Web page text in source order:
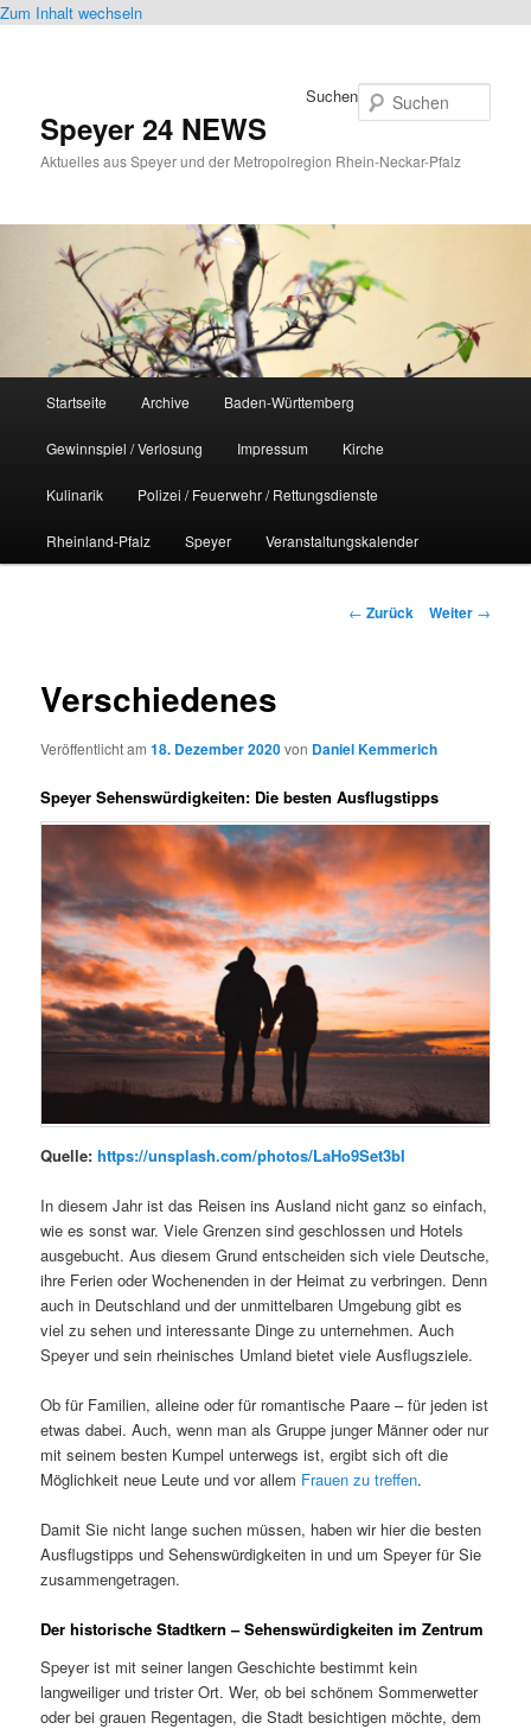
Zum Inhalt wechseln
Speyer 24 NEWS
Aktuelles aus Speyer und der Metropolregion Rhein-Neckar-Pfalz
Suchen
Startseite Archive Baden-Württemberg
Gewinnspiel / Verlosung Impressum Kirche
Kulinarik Polizei / Feuerwehr / Rettungsdienste
Rheinland-Pfalz Speyer Veranstaltungskalender
Beitrags-
← Zurück Weiter →
Verschiedenes
Veröffentlicht am18. Dezember 2020von Daniel Kemmerich
Speyer Sehenswürdigkeiten: Die besten Ausflugstipps
Quelle:https://unsplash.com/photos/LaHo9Set3bI
In diesem Jahr ist das Reisen ins Ausland nicht ganz so einfach,
wie es sonst war. Viele Grenzen sind geschlossen und Hotels
ausgebucht. Aus diesem Grund entscheiden sich viele Deutsche,
ihre Ferien oder Wochenenden in der Heimat zu verbringen. Denn
auch in Deutschland und der unmittelbaren Umgebung gibt es
viel zu sehen und interessante Dinge zu unternehmen. Auch
Speyer und sein rheinisches Umland bietet viele Ausflugsziele.
Ob für Familien, alleine oder für romantische Paare – für jeden ist
etwas dabei. Auch, wenn man als Gruppe junger Männer oder nur
mit seinem besten Kumpel unterwegs ist, ergibt sich oft die
Möglichkeit neue Leute und vor allem Frauen zu treffen.
Damit Sie nicht lange suchen müssen, haben wir hier die besten
Ausflugstipps und Sehenswürdigkeiten in und um Speyer für Sie
zusammengetragen.
Der historische Stadtkern – Sehenswürdigkeiten im Zentrum
Speyer ist mit seiner langen Geschichte bestimmt kein
langweiliger und trister Ort. Wer, ob bei schönem Sommerwetter
oder bei grauen Regentagen, die Stadt besichtigen möchte, dem